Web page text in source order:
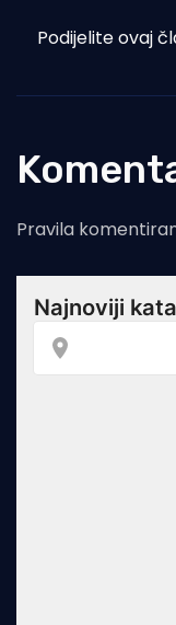
Podijelite ovaj
Pravila